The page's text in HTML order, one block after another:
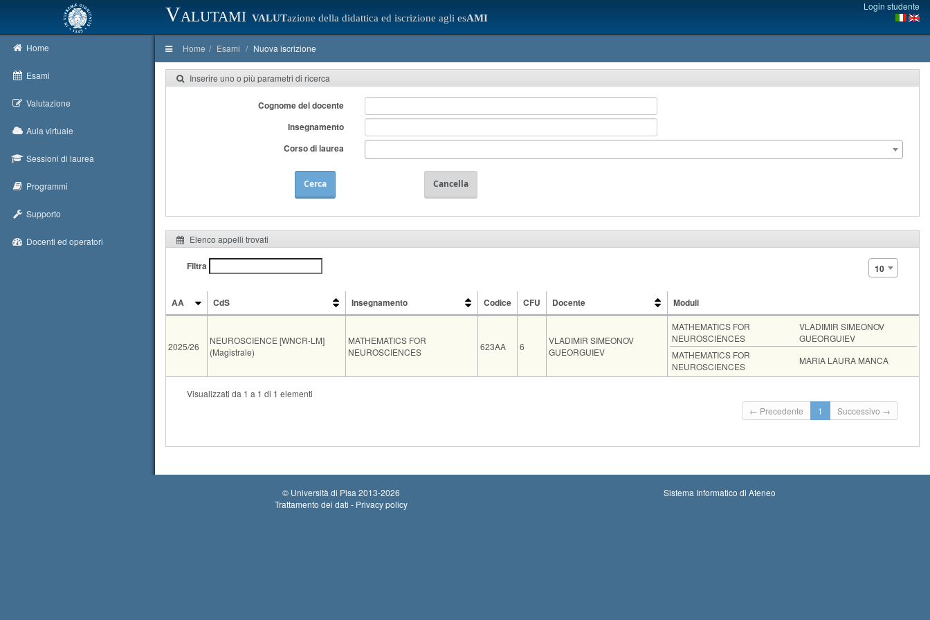
Valutami VALUTazione della didattica ed iscrizione agli esAMI
Login studente
Home
Esami
Valutazione
Aula virtuale
Sessioni di laurea
Programmi
Supporto
Docenti ed operatori
Home Esami Nuova iscrizione
Inserire uno o più parametri di ricerca
Cognome del docente
Insegnamento
Corso di laurea
Cerca Cancella
Elenco appelli trovati
Filtra 10
AA CdS Insegnamento Codice CFU Docente
Moduli
Moduli
2025/26
NEUROSCIENCE [WNCR-LM]
(Magistrale)
MATHEMATICS FOR
NEUROSCIENCES
623AA 6
VLADIMIR SIMEONOV
GUEORGUIEV
MATHEMATICS FOR
NEUROSCIENCES
VLADIMIR SIMEONOV
GUEORGUIEV
MATHEMATICS FOR
NEUROSCIENCES
MARIA LAURA MANCA
Tipo Data e ora Sede
Iscrizioni chiuse
Visualizzati da 1 a 1 di 1 elementi
← Precedente
1 Successivo →
© Università di Pisa 2013-2026
Trattamento dei dati - Privacy policy
Sistema Informatico di Ateneo